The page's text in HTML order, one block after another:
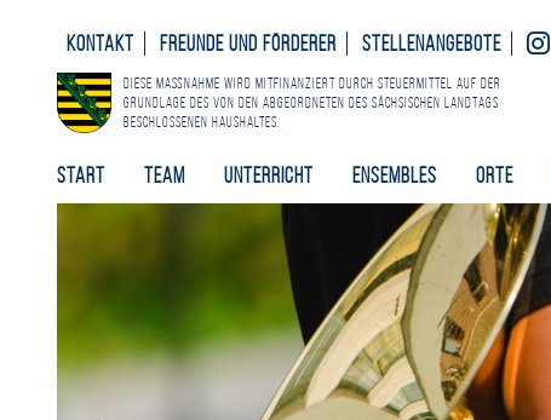
Kontakt Freunde und Förderer Stellenangebote
Diese Maßnahme wird mitfinanziert durch Steuermittel auf der
Grundlage des von den Abgeordneten des Sächsischen Landtags
beschlossenen Haushaltes.
Start Team Unterricht Ensembles Orte